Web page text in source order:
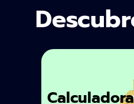
Calculadora